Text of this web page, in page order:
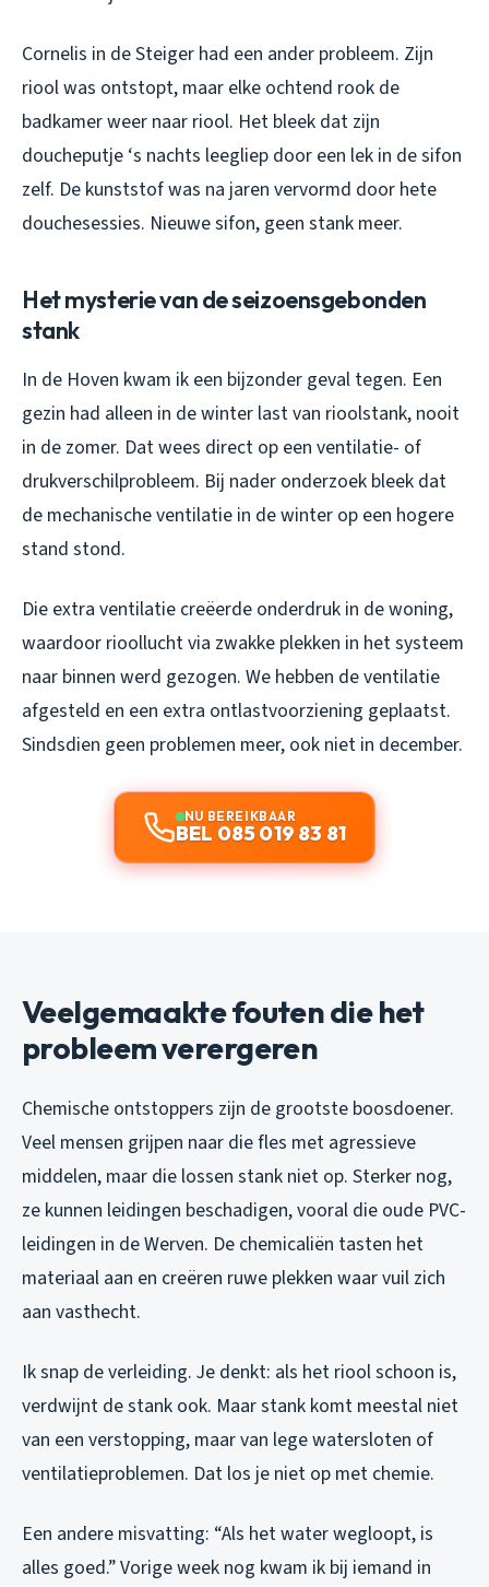
Cornelis in de Steiger had een ander probleem. Zijn
riool was ontstopt, maar elke ochtend rook de
badkamer weer naar riool. Het bleek dat zijn
doucheputje ‘s nachts leegliep door een lek in de sifon
zelf. De kunststof was na jaren vervormd door hete
douchesessies. Nieuwe sifon, geen stank meer.
Het mysterie van de seizoensgebonden
stank
In de Hoven kwam ik een bijzonder geval tegen. Een
gezin had alleen in de winter last van rioolstank, nooit
in de zomer. Dat wees direct op een ventilatie- of
drukverschilprobleem. Bij nader onderzoek bleek dat
de mechanische ventilatie in de winter op een hogere
stand stond.
Die extra ventilatie creëerde onderdruk in de woning,
waardoor rioollucht via zwakke plekken in het systeem
naar binnen werd gezogen. We hebben de ventilatie
afgesteld en een extra ontlastvoorziening geplaatst.
Sindsdien geen problemen meer, ook niet in december.
NU BEREIKBAAR
BEL 085 019 83 81
Veelgemaakte fouten die het
probleem verergeren
Chemische ontstoppers zijn de grootste boosdoener.
Veel mensen grijpen naar die fles met agressieve
middelen, maar die lossen stank niet op. Sterker nog,
ze kunnen leidingen beschadigen, vooral die oude PVC-
leidingen in de Werven. De chemicaliën tasten het
materiaal aan en creëren ruwe plekken waar vuil zich
aan vasthecht.
Ik snap de verleiding. Je denkt: als het riool schoon is,
verdwijnt de stank ook. Maar stank komt meestal niet
van een verstopping, maar van lege watersloten of
ventilatieproblemen. Dat los je niet op met chemie.
Een andere misvatting: “Als het water wegloopt, is
alles goed.” Vorige week nog kwam ik bij iemand in